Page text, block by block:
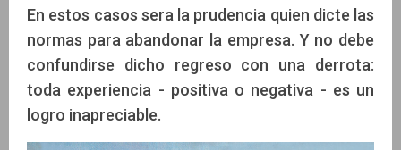
En estos casos sera la prudencia quien dicte las
normas para abandonar la empresa. Y no debe
confundirse dicho regreso con una derrota:
toda experiencia - positiva o negativa - es un
logro inapreciable.